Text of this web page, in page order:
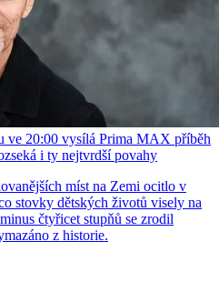
ve 20:00 vysílá Prima MAX příběh
i ty nejtvrdší povahy
míst na Zemi ocitlo v
stovky dětských životů visely na
čtyřicet stupňů se zrodil
z historie.